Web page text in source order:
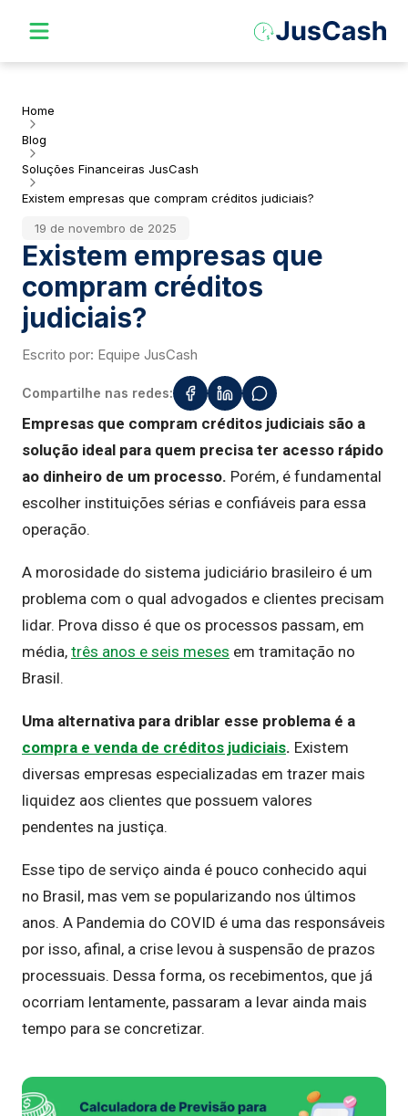
Home
Blog
Soluções Financeiras JusCash
Existem empresas que compram créditos judiciais?
19 de novembro de 2025
Existem empresas que
compram créditos
judiciais?
Escrito por: Equipe JusCash
Compartilhe nas redes:
Empresas que compram créditos judiciais são a
solução ideal para quem precisa ter acesso rápido
ao dinheiro de um processo. Porém, é fundamental
escolher instituições sérias e confiáveis para essa
operação.
A morosidade do sistema judiciário brasileiro é um
problema com o qual advogados e clientes precisam
lidar. Prova disso é que os processos passam, em
média, três anos e seis meses em tramitação no
Brasil.
Uma alternativa para driblar esse problema é a
compra e venda de créditos judiciais. Existem
diversas empresas especializadas em trazer mais
liquidez aos clientes que possuem valores
pendentes na justiça.
Esse tipo de serviço ainda é pouco conhecido aqui
no Brasil, mas vem se popularizando nos últimos
anos. A Pandemia do COVID é uma das responsáveis
por isso, afinal, a crise levou à suspensão de prazos
processuais. Dessa forma, os recebimentos, que já
ocorriam lentamente, passaram a levar ainda mais
tempo para se concretizar.